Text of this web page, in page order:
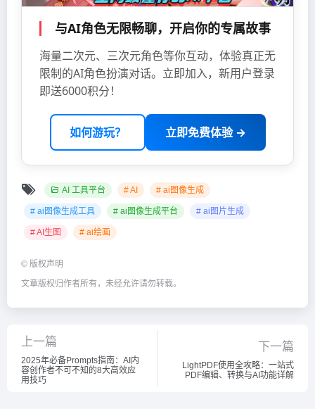
与AI角色无限畅聊，开启你的专属故事
海量二次元、三次元角色等你互动，体验真正无
限制的AI角色扮演对话。立即加入，新用户登录
即送6000积分！
如何游玩？ 立即免费体验 →
AI 工具平台 # AI # ai图像生成
# ai图像生成工具 # ai图像生成平台 # ai图片生成
# AI生图 # ai绘画
© 版权声明
文章版权归作者所有，未经允许请勿转载。
上一篇
2025年必备Prompts指南：AI内
容创作者不可不知的8大高效应
用技巧
下一篇
LightPDF使用全攻略：一站式
PDF编辑、转换与AI功能详解